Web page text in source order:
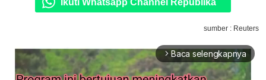
sumber : Reuters
arrow_forward_ios Baca selengkapnya